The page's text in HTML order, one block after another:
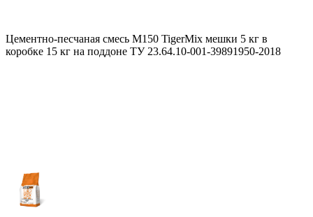
Цементно-песчаная смесь М150 TigerMix мешки 5 кг в
коробке 15 кг на поддоне ТУ 23.64.10-001-39891950-2018